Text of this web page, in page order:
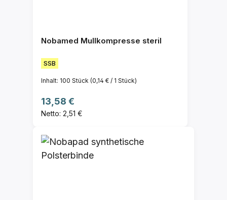
Nobamed Mullkompresse steril
SSB
Inhalt: 100 Stück (0,14 € / 1 Stück)
Regulärer Preis:
13,58 €
Netto: 2,51 €